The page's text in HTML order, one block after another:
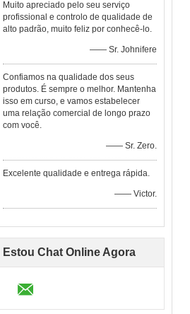
Muito apreciado pelo seu serviço
profissional e controlo de qualidade de
alto padrão, muito feliz por conhecê-lo.
—— Sr. Johnifere
Confiamos na qualidade dos seus
produtos. É sempre o melhor. Mantenha
isso em curso, e vamos estabelecer
uma relação comercial de longo prazo
com você.
—— Sr. Zero.
Excelente qualidade e entrega rápida.
—— Victor.
Estou Chat Online Agora